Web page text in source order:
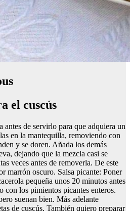
el cuscús
antes de servirlo para que adquiera un
en la mantequilla, removiendo con
y se doren. Añada los demás
dejando que la mezcla casi se
veces antes de removerla. De este
marrón oscuro. Salsa picante: Poner
pequeña unos 20 minutos antes
con los pimientos picantes enteros.
suenan bien. Más adelante
de cuscús. También quiero preparar